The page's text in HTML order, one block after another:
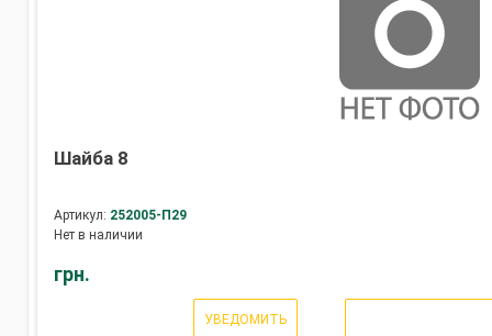
Шайба 8
Артикул: 252005-П29
Нет в наличии
грн.
УВЕДОМИТЬ